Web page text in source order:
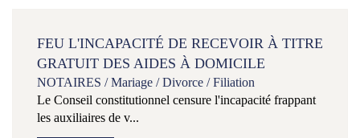
FEU L'INCAPACITÉ DE RECEVOIR À TITRE
GRATUIT DES AIDES À DOMICILE
NOTAIRES /Mariage / Divorce / Filiation
Le Conseil constitutionnel censure l'incapacité frappant
les auxiliaires de v...